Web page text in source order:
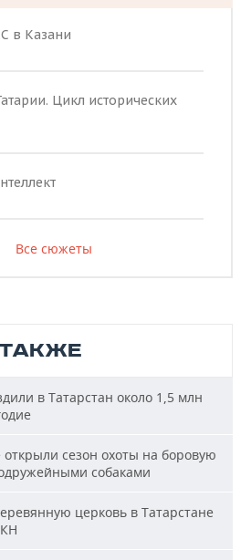
в Казани
Цикл исторических
Все сюжеты
в Татарстан около 1,5 млн
открыли сезон охоты на боровую
собаками
церковь в Татарстане